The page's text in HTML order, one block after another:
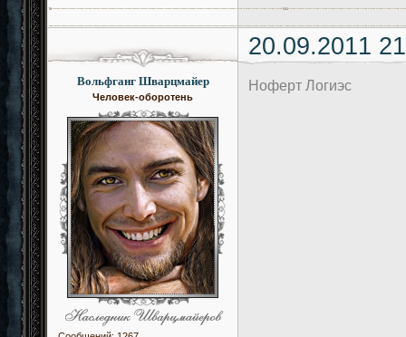
20.09.2011
Вольфганг Шварцмайер
Человек-оборотень
Ноферт Логиэс